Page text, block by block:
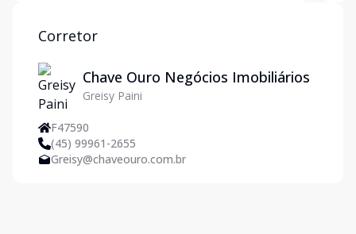
Corretor
Chave Ouro Negócios Imobiliários
Greisy Paini
F47590
(45) 99961-2655
Greisy@chaveouro.com.br